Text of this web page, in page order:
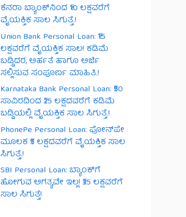
ಕೆನರಾ ಬ್ಯಾಂಕ್‌ನಿಂದ ₹10 ಲಕ್ಷವರೆಗೆ
ವೈಯಕ್ತಿಕ ಸಾಲ ಸಿಗುತ್ತೆ.!
Union Bank Personal Loan: ₹15
ಲಕ್ಷವರೆಗೆ ವೈಯಕ್ತಿಕ ಸಾಲ! ಕಡಿಮೆ
ಬಡ್ಡಿದರ, ಅರ್ಹತೆ ಹಾಗೂ ಅರ್ಜಿ
ಸಲ್ಲಿಸುವ ಸಂಪೂರ್ಣ ಮಾಹಿತಿ.!
Karnataka Bank Personal Loan: ₹50
ಸಾವಿರದಿಂದ ₹25 ಲಕ್ಷದವರೆಗೆ ಕಡಿಮೆ
ಬಡ್ಡಿಯಲ್ಲಿ ವೈಯಕ್ತಿಕ ಸಾಲ ಸಿಗುತ್ತೆ.!
PhonePe Personal Loan: ಫೋನ್‌ಪೇ
ಮೂಲಕ ₹5 ಲಕ್ಷದವರೆಗೆ ವೈಯಕ್ತಿಕ ಸಾಲ
ಸಿಗುತ್ತೆ.!
SBI Personal Loan: ಬ್ಯಾಂಕ್‌ಗೆ
ಹೋಗುವ ಅಗತ್ಯವೇ ಇಲ್ಲ! ₹35 ಲಕ್ಷವರೆಗೆ
ಸಾಲ ಸಿಗುತ್ತೆ!